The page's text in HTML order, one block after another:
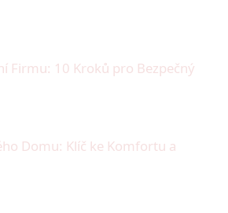
Firmu: 10 Kroků pro Bezpečný
Domu: Klíč ke Komfortu a